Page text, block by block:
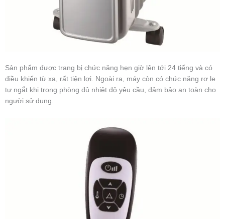
Sản phẩm được trang bị chức năng hẹn giờ lên tới 24 tiếng và có
điều khiển từ xa, rất tiện lợi. Ngoài ra, máy còn có chức năng rơ le
tự ngắt khi trong phòng đủ nhiệt độ yêu cầu, đảm bảo an toàn cho
người sử dụng.